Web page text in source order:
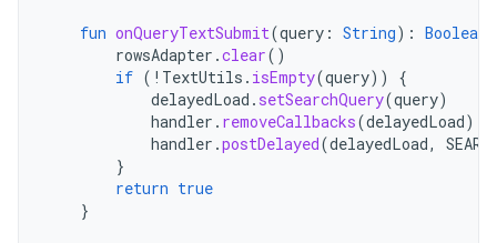
fun onQueryTextSubmit(query : String): Boolean
rowsAdapter .clear()
if ( ! TextUtils . isEmpty(query))
{
delayedLoad . setSearchQuery(query)
handler . removeCallbacks(delayedLoad)
handler .postDelayed(delayedLoad,
}
return true
}